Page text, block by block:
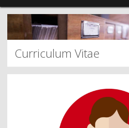
Curriculum Vitae